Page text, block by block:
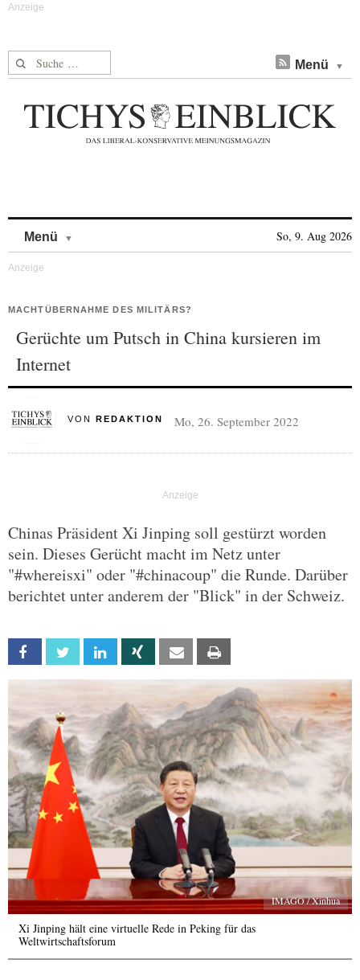
Suche nach: Menü
Menü So, 9. Aug 2026
MACHTÜBERNAHME DES MILITÄRS?
Gerüchte um Putsch in China kursieren im
Internet
VON REDAKTION Mo, 26. September 2022
Chinas Präsident Xi Jinping soll gestürzt worden
sein. Dieses Gerücht macht im Netz unter
"#whereisxi" oder "#chinacoup" die Runde. Darüber
berichtet unter anderem der "Blick" in der Schweiz.
Facebook Twitter Linkedin Xing Email
IMAGO / Xinhua
Xi Jinping hält eine virtuelle Rede in Peking für das
Weltwirtschaftsforum